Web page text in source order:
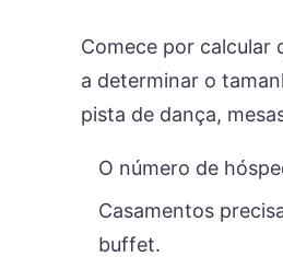
Comece por calcular
a determinar o
pista de dança,
O número de
Casamentos
buffet.